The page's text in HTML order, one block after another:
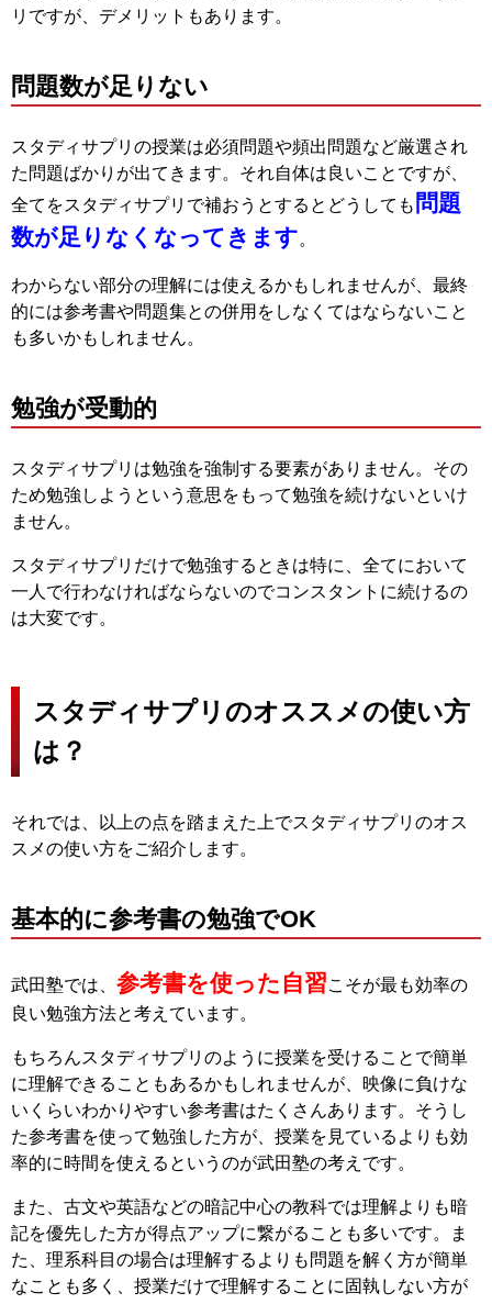
リですが、デメリットもあります。
問題数が足りない
スタディサプリの授業は必須問題や頻出問題など厳選され
た問題ばかりが出てきます。それ自体は良いことですが、
全てをスタディサプリで補おうとするとどうしても 問題
数が足りなくなってきます。
わからない部分の理解には使えるかもしれませんが、最終
的には参考書や問題集との併用をしなくてはならないこと
も多いかもしれません。
勉強が受動的
スタディサプリは勉強を強制する要素がありません。その
ため勉強しようという意思をもって勉強を続けないといけ
ません。
スタディサプリだけで勉強するときは特に、全てにおいて
一人で行わなければならないのでコンスタントに続けるの
は大変です。
スタディサプリのオススメの使い方
は？
それでは、以上の点を踏まえた上でスタディサプリのオス
スメの使い方をご紹介します。
基本的に参考書の勉強でOK
武田塾では、 参考書を使った自習こそが最も効率の
良い勉強方法と考えています。
もちろんスタディサプリのように授業を受けることで簡単
に理解できることもあるかもしれませんが、映像に負けな
いくらいわかりやすい参考書はたくさんあります。そうし
た参考書を使って勉強した方が、授業を見ているよりも効
率的に時間を使えるというのが武田塾の考えです。
また、古文や英語などの暗記中心の教科では理解よりも暗
記を優先した方が得点アップに繋がることも多いです。ま
た、理系科目の場合は理解するよりも問題を解く方が簡単
なことも多く、授業だけで理解することに固執しない方が